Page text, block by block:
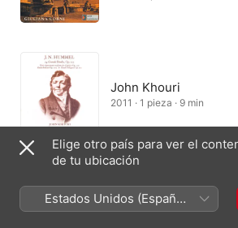
John Khouri
2011 · 1 pieza · 9 min
Elige otro país para ver el
de tu ubicación
Estados Unidos (Español
México)